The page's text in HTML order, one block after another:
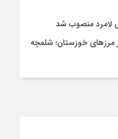
لامرد منصوب شد
هزار زائر از مرزهای خوزستان؛ شلمچه